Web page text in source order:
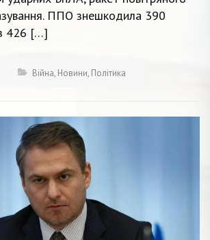
ППО знешкодила 390
426 […]
Війна, Новини, Політика